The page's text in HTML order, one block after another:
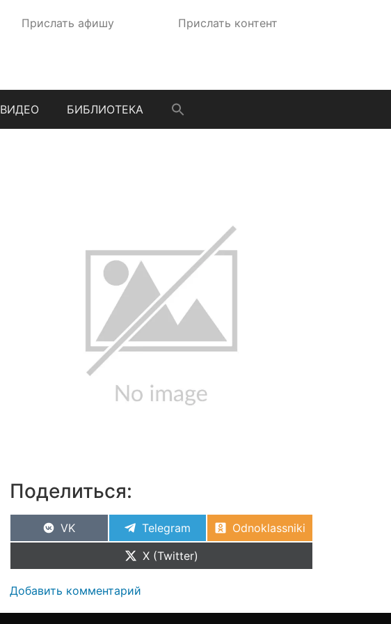
Прислать афишу Прислать контент
ВИДЕО БИБЛИОТЕКА
Поделиться:
VK Telegram
Odnoklassniki
X (Twitter)
Добавить комментарий